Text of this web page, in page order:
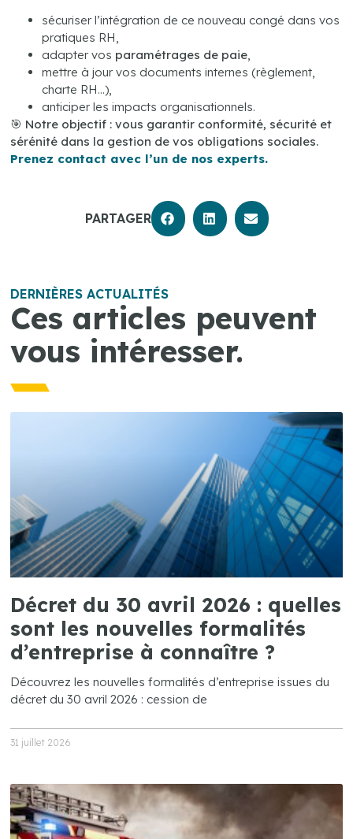
sécuriser l’intégration de ce nouveau congé dans vos
pratiques RH,
adapter vos paramétrages de paie
mettre à jour vos documents internes (règlement,
charte RH…),
anticiper les impacts organisationnels.
🎯 Notre objectif : vous garantir conformité, sécurité et
sérénité dans la gestion de vos obligations sociales.
Prenez contact avec l’un de nos experts.
PARTAGER
DERNIÈRES ACTUALITÉS
Ces articles peuvent
vous intéresser.
Décret du 30 avril 2026 : quelles
sont les nouvelles formalités
d’entreprise à connaître ?
Découvrez les nouvelles formalités d’entreprise issues du
décret du 30 avril 2026 : cession de
31 juillet 2026